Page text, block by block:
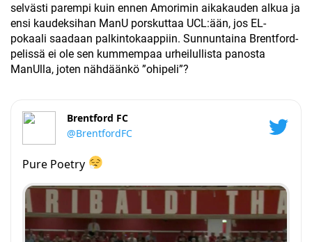
selvästi parempi kuin ennen Amorimin aikakauden alkua ja
ensi kaudeksihan ManU porskuttaa UCL:ään, jos EL-
pokaali saadaan palkintokaappiin. Sunnuntaina Brentford-
pelissä ei ole sen kummempaa urheilullista panosta
ManUlla, joten nähdäänkö ”ohipeli”?
Brentford FC
@BrentfordFC
Pure Poetry